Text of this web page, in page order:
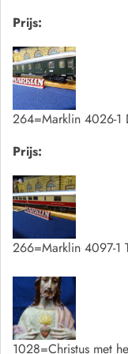
Prijs:
264=Marklin 4026-1
Prijs:
266=Marklin 4097-1
1028=Christus met